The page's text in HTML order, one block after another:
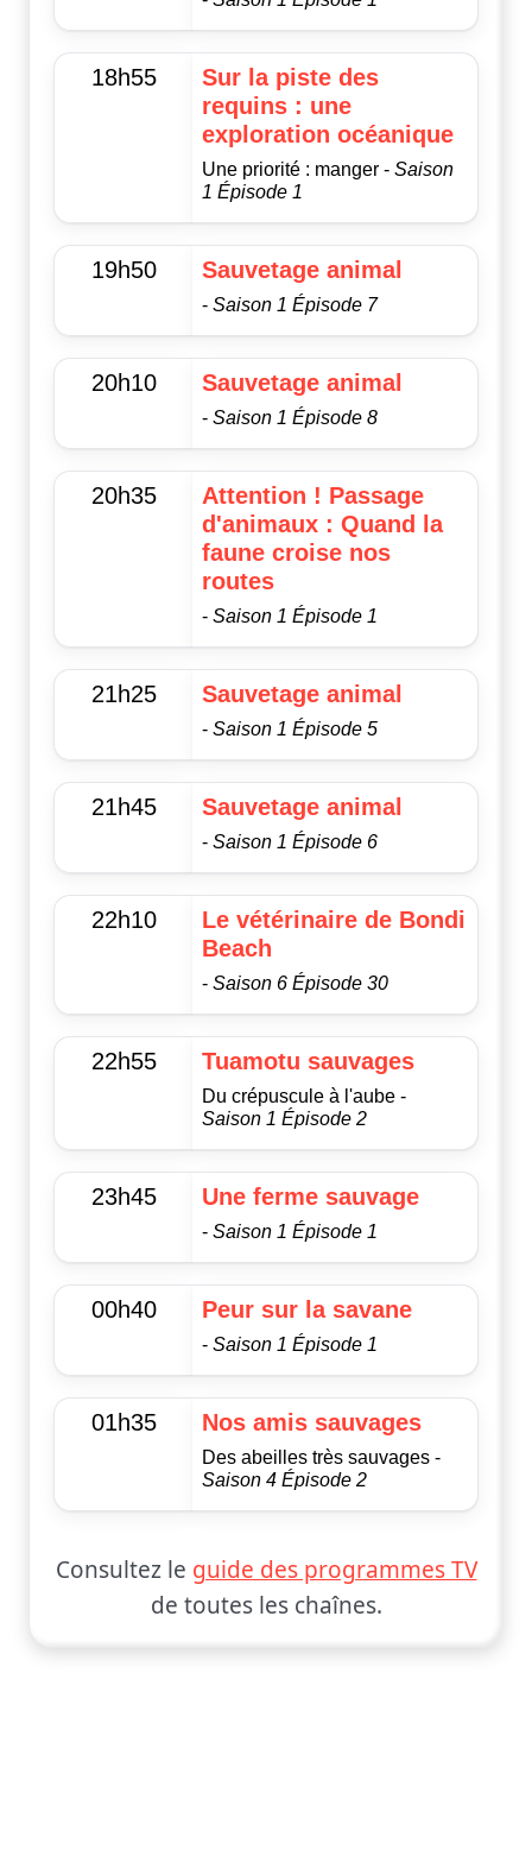
18h55
Sur la piste des
requins : une
exploration océanique
Une priorité : manger - Saison
1 Épisode 1
19h50 Sauvetage animal
- Saison 1 Épisode 7
20h10 Sauvetage animal
- Saison 1 Épisode 8
20h35
Attention ! Passage
d'animaux : Quand la
faune croise nos
routes
- Saison 1 Épisode 1
21h25 Sauvetage animal
- Saison 1 Épisode 5
21h45 Sauvetage animal
- Saison 1 Épisode 6
22h10
Le vétérinaire de Bondi
Beach
- Saison 6 Épisode 30
22h55 Tuamotu sauvages
Du crépuscule à l'aube -
Saison 1 Épisode 2
23h45 Une ferme sauvage
- Saison 1 Épisode 1
00h40 Peur sur la savane
- Saison 1 Épisode 1
01h35 Nos amis sauvages
Des abeilles très sauvages -
Saison 4 Épisode 2
Consultez le guide des programmes TV
de toutes les chaînes.